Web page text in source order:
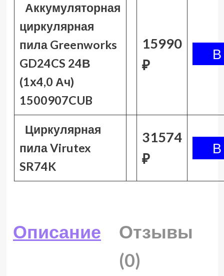
Аккумуляторная
циркулярная
пила Greenworks
GD24CS 24В
(1х4,0 Ач)
1500907CUB
15990
₽
Циркулярная
пила Virutex
SR74K
31574
₽
Описание
Отзывы
(0)